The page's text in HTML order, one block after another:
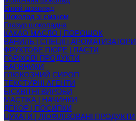
Білий шоколад
Шоколад зі смаком
Глазур шоколадна
КАКАО МАСЛО | ПОРОШОК
ВАНИЛЬ | СПЕЦІЇ | АРОМАТИЗАТОРИ
ФРУКТОВЕ ПЮРЕ | ПАСТИ
ГОРІХОВІ ПРОДУКТИ
БАРВНИКИ
ГЛЮКОЗНИЙ СИРОП
ТЕКСТУРНІ АГЕНТИ
БІСКВІТНІ ВИРОБИ
МАСТІКА | НАЧИНКИ
ДЕКОР | ПОСИПКИ
ЦУКАТИ | ЛІОФІЛІЗОВАНІ ПРОДУКТИ